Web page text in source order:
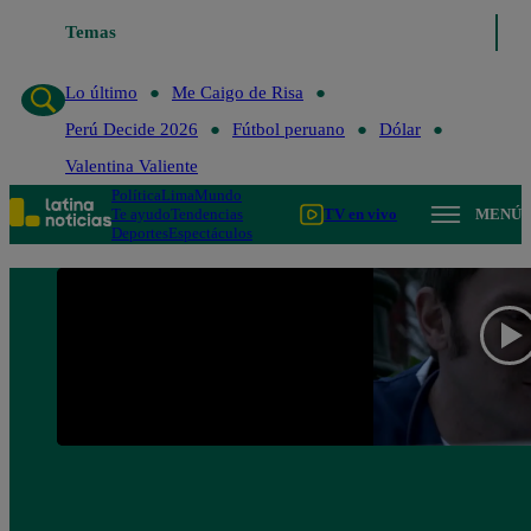
Temas
Lo último
Me Caigo de Risa
Perú Decide 2026
Fútbol peruano
Dólar
Valentina Valiente
PolíticaLimaMundo
Te ayudoTendencias
DeportesEspectáculos
TV en vivo MENÚ